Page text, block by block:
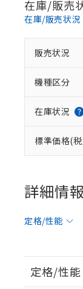
在庫/販売
在庫/販売状況
販売状況
機種区分
在庫状況
標準価格(
詳細情報
定格/性能
定格/性能